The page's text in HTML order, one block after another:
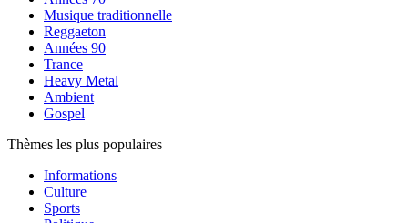
Musique traditionnelle
Reggaeton
Années 90
Trance
Heavy Metal
Ambient
Gospel
Thèmes les plus populaires
Informations
Culture
Sports